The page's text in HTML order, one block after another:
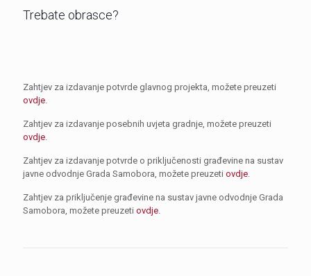
Trebate obrasce?
Zahtjev za izdavanje potvrde glavnog projekta, možete preuzeti
ovdje.
Zahtjev za izdavanje posebnih uvjeta gradnje, možete preuzeti
ovdje.
Zahtjev za izdavanje potvrde o priključenosti građevine na sustav
javne odvodnje Grada Samobora, možete preuzeti ovdje.
Zahtjev za priključenje građevine na sustav javne odvodnje Grada
Samobora, možete preuzeti ovdje.